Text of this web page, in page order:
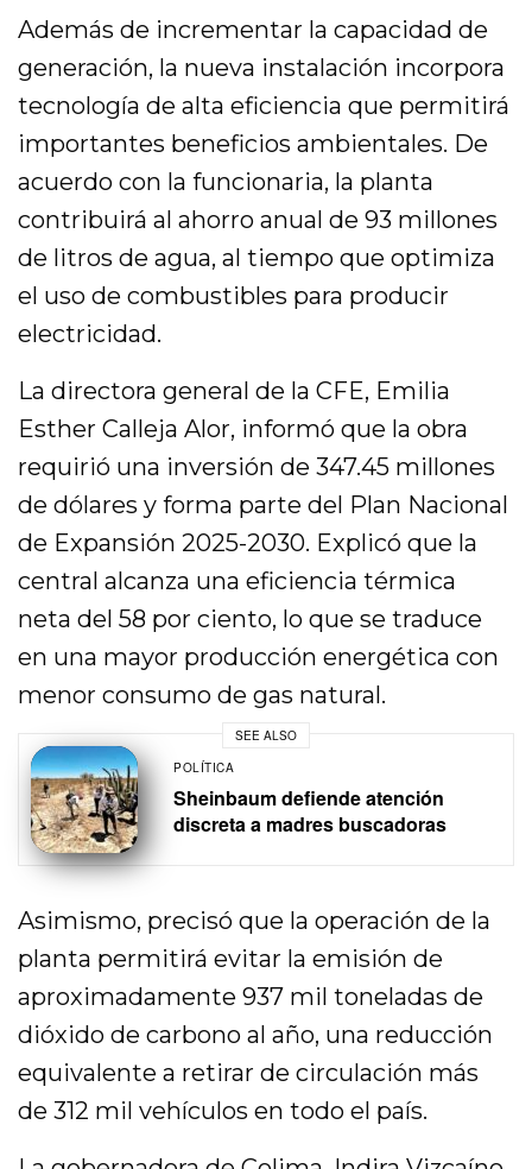
Además de incrementar la capacidad de
generación, la nueva instalación incorpora
tecnología de alta eficiencia que permitirá
importantes beneficios ambientales. De
acuerdo con la funcionaria, la planta
contribuirá al ahorro anual de 93 millones
de litros de agua, al tiempo que optimiza
el uso de combustibles para producir
electricidad.
La directora general de la CFE, Emilia
Esther Calleja Alor, informó que la obra
requirió una inversión de 347.45 millones
de dólares y forma parte del Plan Nacional
de Expansión 2025-2030. Explicó que la
central alcanza una eficiencia térmica
neta del 58 por ciento, lo que se traduce
en una mayor producción energética con
menor consumo de gas natural.
SEE ALSO
POLÍTICA
Sheinbaum defiende atención
discreta a madres buscadoras
Asimismo, precisó que la operación de la
planta permitirá evitar la emisión de
aproximadamente 937 mil toneladas de
dióxido de carbono al año, una reducción
equivalente a retirar de circulación más
de 312 mil vehículos en todo el país.